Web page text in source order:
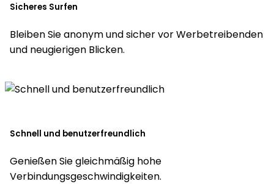
Sicheres Surfen
Bleiben Sie anonym und sicher vor Werbetreibenden
und neugierigen Blicken.
Schnell und benutzerfreund­­­lich
Genießen Sie gleichmäßig hohe
Verbindungsgeschwin­digkeiten.